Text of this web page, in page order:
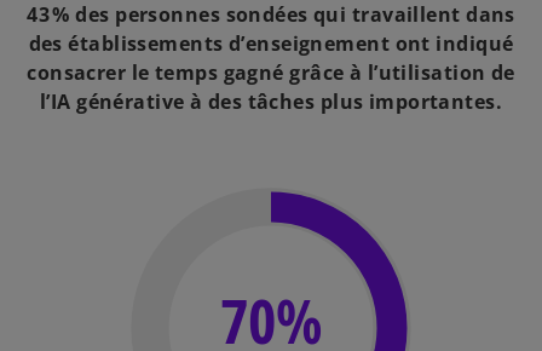
43 % des personnes sondées qui travaillent dans
des établissements d’enseignement ont indiqué
consacrer le temps gagné grâce à l’utilisation de
l’IA générative à des tâches plus importantes.
70%